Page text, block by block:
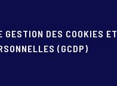
GESTION DES COOKIES ET
(GCDP)